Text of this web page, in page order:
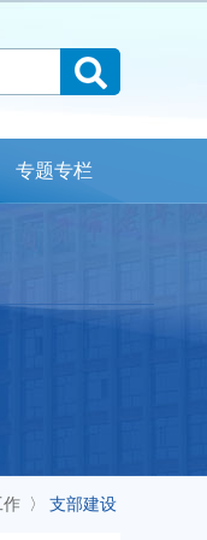
专题专栏
作 〉 支部建设